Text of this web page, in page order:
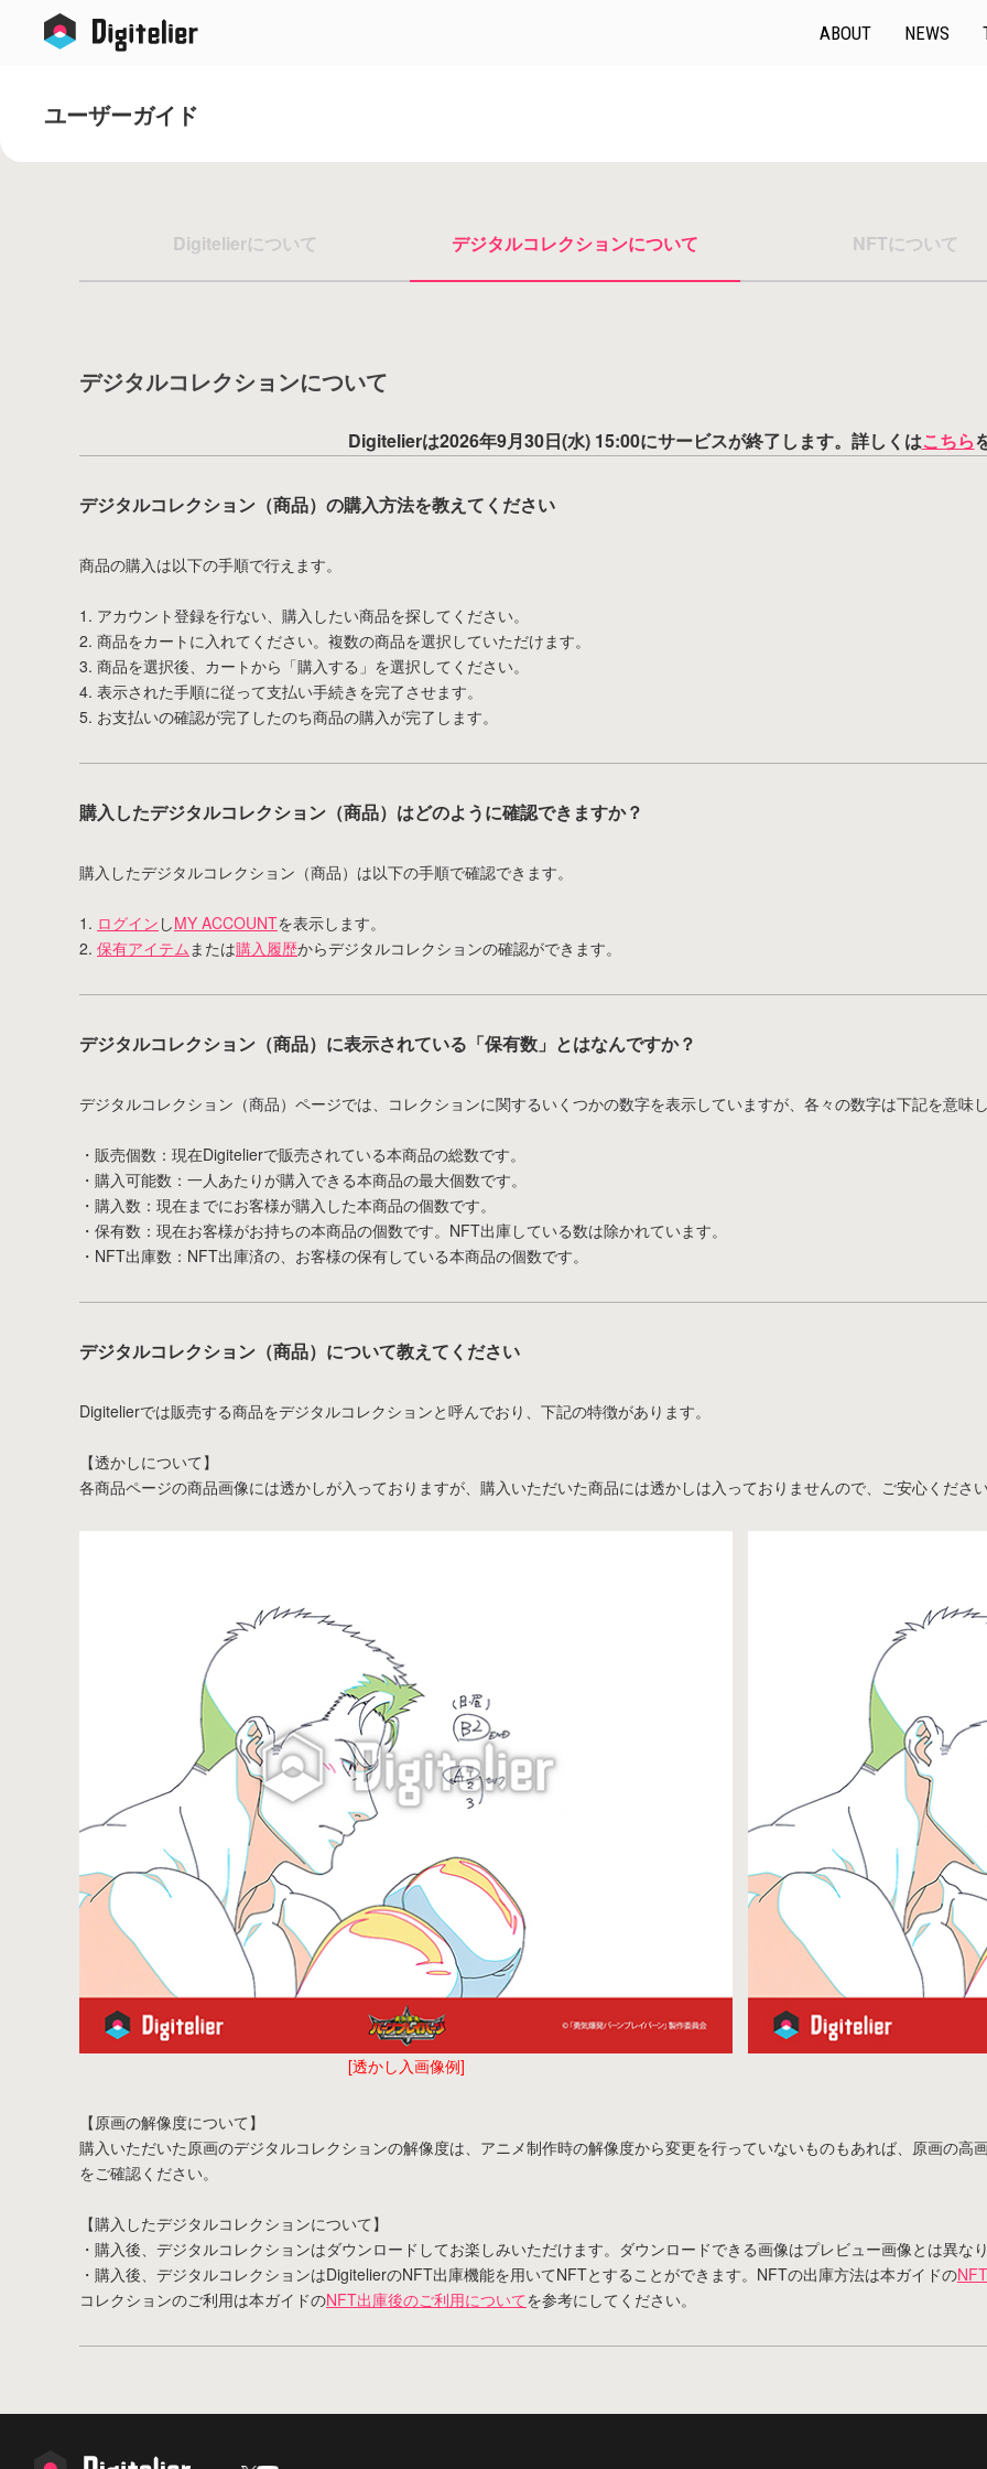
ABOUT NEWS
ユーザーガイド
Digitelierについて デジタルコレクションについて NFTについて
デジタルコレクションについて
Digitelierは2026年9月30日(水) 15:00にサービスが終了します。詳しくはこちら
デジタルコレクション（商品）の購入方法を教えてください
商品の購入は以下の手順で行えます。
1. アカウント登録を行ない、購入したい商品を探してください。
2. 商品をカートに入れてください。複数の商品を選択していただけます。
3. 商品を選択後、カートから「購入する」を選択してください。
4. 表示された手順に従って支払い手続きを完了させます。
5. お支払いの確認が完了したのち商品の購入が完了します。
購入したデジタルコレクション（商品）はどのように確認できますか？
購入したデジタルコレクション（商品）は以下の手順で確認できます。
1. ログイン しMY ACCOUNTを表示します。
2. 保有アイテムまたは購入履歴からデジタルコレクションの確認ができます。
デジタルコレクション（商品）に表示されている「保有数」とはなんですか？
デジタルコレクション（商品）ページでは、コレクションに関するいくつかの数字を表示していますが、各々の数字は下記を意味
・販売個数：現在Digitelierで販売されている本商品の総数です。
・購入可能数：一人あたりが購入できる本商品の最大個数です。
・購入数：現在までにお客様が購入した本商品の個数です。
・保有数：現在お客様がお持ちの本商品の個数です。NFT出庫している数は除かれています。
・NFT出庫数：NFT出庫済の、お客様の保有している本商品の個数です。
デジタルコレクション（商品）について教えてください
Digitelierでは販売する商品をデジタルコレクションと呼んでおり、下記の特徴があります。
【透かしについて】
各商品ページの商品画像には透かしが入っておりますが、購入いただいた商品には透かしは入っておりませんので、ご安心くださ
[透かし入画像例]
【原画の解像度について】
購入いただいた原画のデジタルコレクションの解像度は、アニメ制作時の解像度から変更を行っていないものもあれば、原画の
をご確認ください。
【購入したデジタルコレクションについて】
・購入後、デジタルコレクションはダウンロードしてお楽しみいただけます。ダウンロードできる画像はプレビュー画像とは異
・購入後、デジタルコレクションはDigitelierのNFT出庫機能を用いてNFTとすることができます。NFTの出庫方法は本ガイドの
コレクションのご利用は本ガイドのNFT出庫後のご利用についてを参考にしてください。